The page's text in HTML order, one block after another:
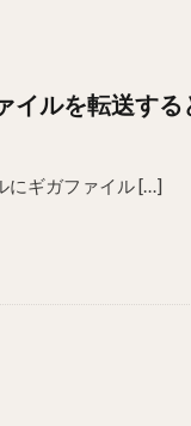
イルを転送す
にギガファイル […]